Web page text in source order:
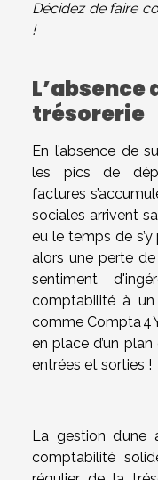
Décidez de faire
!
L’absence
trésorerie
En l’absence de
les pics de
factures
sociales arrivent
eu le temps de
alors une perte
sentiment
comptabilité à un
comme Compta 4
en place d’un
entrées et sorties !
La gestion
comptabilité